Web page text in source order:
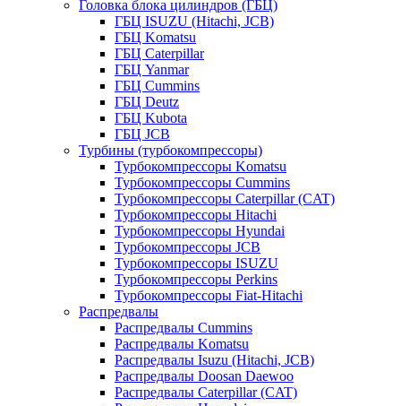
Головка блока цилиндров (ГБЦ)
ГБЦ ISUZU (Hitachi, JCB)
ГБЦ Komatsu
ГБЦ Caterpillar
ГБЦ Yanmar
ГБЦ Cummins
ГБЦ Deutz
ГБЦ Kubota
ГБЦ JCB
Турбины (турбокомпрессоры)
Турбокомпрессоры Komatsu
Турбокомпрессоры Cummins
Турбокомпрессоры Caterpillar (CAT)
Турбокомпрессоры Hitachi
Турбокомпрессоры Hyundai
Турбокомпрессоры JCB
Турбокомпрессоры ISUZU
Турбокомпрессоры Perkins
Турбокомпрессоры Fiat-Hitachi
Распредвалы
Распредвалы Cummins
Распредвалы Komatsu
Распредвалы Isuzu (Hitachi, JCB)
Распредвалы Doosan Daewoo
Распредвалы Caterpillar (CAT)